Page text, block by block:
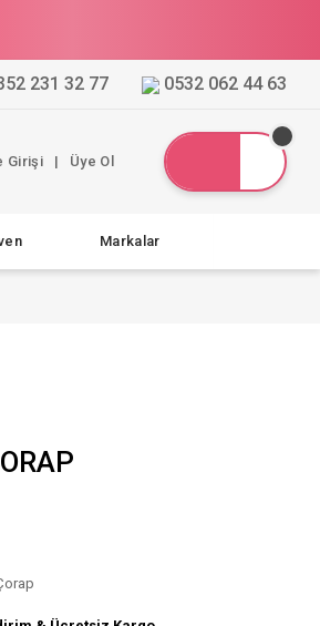
231 32 77 0532 062 44 63
Girişi | Üye Ol
Markalar